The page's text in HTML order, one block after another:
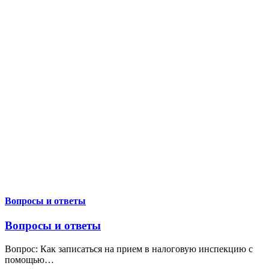
Вопросы и ответы
Вопросы и ответы
Вопрос: Как записаться на прием в налоговую инспекцию с
помощью…